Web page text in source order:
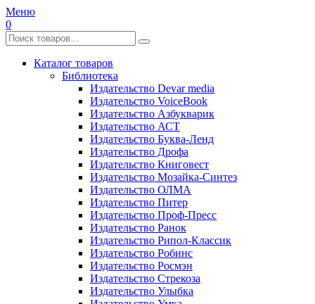
Меню
0
Каталог товаров
Библиотека
Издательство Devar media
Издательство VoiceBook
Издательство Азбукварик
Издательство АСТ
Издательство Буква-Ленд
Издательство Дрофа
Издательство Книговест
Издательство Мозайка-Синтез
Издательство ОЛМА
Издательство Питер
Издательство Проф-Пресс
Издательство Ранок
Издательство Рипол-Классик
Издательство Робинс
Издательство Росмэн
Издательство Стрекоза
Издательство Улыбка